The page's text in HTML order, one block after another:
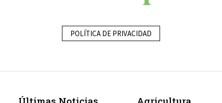
POLÍTICA DE PRIVACIDAD